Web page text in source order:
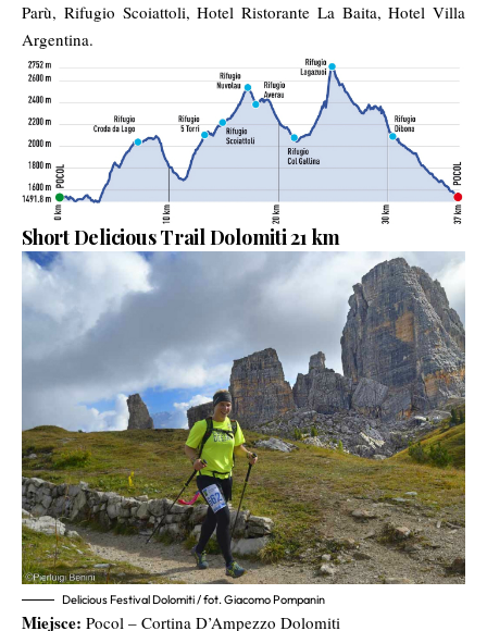
Parù, Rifugio Scoiattoli, Hotel Ristorante La Baita, Hotel Villa
Argentina.
Short Delicious Trail Dolomiti 21 km
Delicious Festival Dolomiti / fot. Giacomo Pompanin
Miejsce: Pocol – Cortina D’Ampezzo Dolomiti